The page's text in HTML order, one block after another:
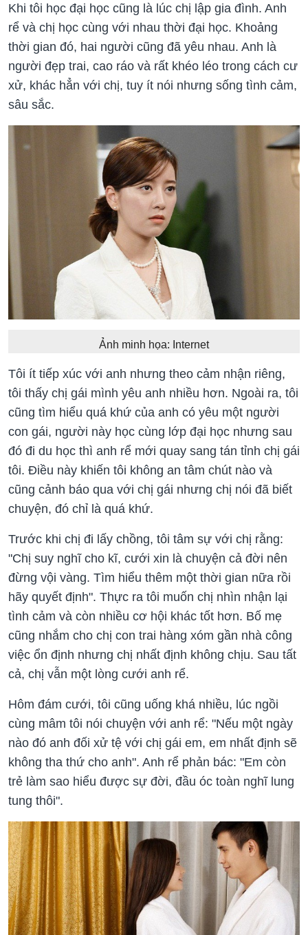
Khi tôi học đại học cũng là lúc chị lập gia đình. Anh
rể và chị học cùng với nhau thời đại học. Khoảng
thời gian đó, hai người cũng đã yêu nhau. Anh là
người đẹp trai, cao ráo và rất khéo léo trong cách cư
xử, khác hẳn với chị, tuy ít nói nhưng sống tình cảm,
sâu sắc.
Ảnh minh họa: Internet
Tôi ít tiếp xúc với anh nhưng theo cảm nhận riêng,
tôi thấy chị gái mình yêu anh nhiều hơn. Ngoài ra, tôi
cũng tìm hiểu quá khứ của anh có yêu một người
con gái, người này học cùng lớp đại học nhưng sau
đó đi du học thì anh rể mới quay sang tán tỉnh chị gái
tôi. Điều này khiến tôi không an tâm chút nào và
cũng cảnh báo qua với chị gái nhưng chị nói đã biết
chuyện, đó chỉ là quá khứ.
Trước khi chị đi lấy chồng, tôi tâm sự với chị rằng:
"Chị suy nghĩ cho kĩ, cưới xin là chuyện cả đời nên
đừng vội vàng. Tìm hiểu thêm một thời gian nữa rồi
hãy quyết định". Thực ra tôi muốn chị nhìn nhận lại
tình cảm và còn nhiều cơ hội khác tốt hơn. Bố mẹ
cũng nhắm cho chị con trai hàng xóm gần nhà công
việc ổn định nhưng chị nhất định không chịu. Sau tất
cả, chị vẫn một lòng cưới anh rể.
Hôm đám cưới, tôi cũng uống khá nhiều, lúc ngồi
cùng mâm tôi nói chuyện với anh rể: "Nếu một ngày
nào đó anh đối xử tệ với chị gái em, em nhất định sẽ
không tha thứ cho anh". Anh rể phản bác: "Em còn
trẻ làm sao hiểu được sự đời, đầu óc toàn nghĩ lung
tung thôi".